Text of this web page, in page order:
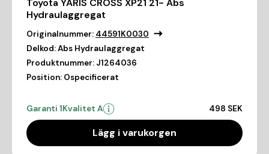
Hydraulaggregat
Originalnummer: 44591K0030
Delkod:Abs Hydraulaggregat
Produktnummer: J1264036
Position: Ospecificerat
Garanti 1Kvalitet A 498 SEK
Lägg i varukorgen